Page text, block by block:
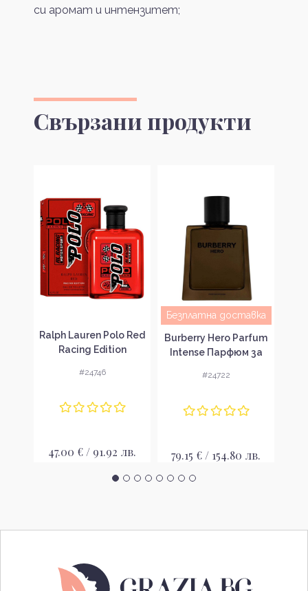
си аромат и интензитет;
Свързани продукти
Ralph Lauren Polo Red
Racing Edition
мъже EDT
#24746
47.00 € / 91.92 лв.
Безплатна доставка
Burberry Hero Parfum
Intense Парфюм за
#24722
79.15 € / 154.80 лв.